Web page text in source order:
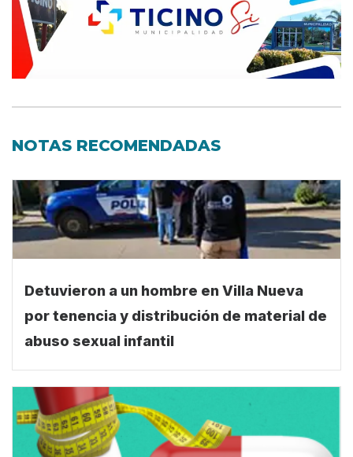
NOTAS RECOMENDADAS
Detuvieron a un hombre en Villa Nueva
por tenencia y distribución de material de
abuso sexual infantil